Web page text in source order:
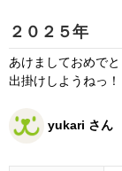
２０２５年
あけましておめで
出掛けしようねっ！
yukari さん